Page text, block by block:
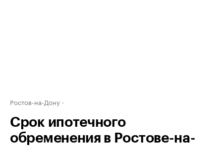
Ростов-на-Дону
Срок ипотечного
обременения в Ростове-на-